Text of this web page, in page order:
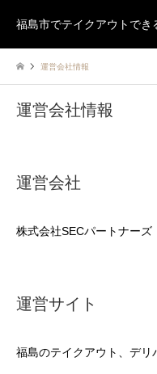
福島市でテイクアウトでき
運営会社情報
運営会社情報
運営会社
株式会社SECパートナーズ
運営サイト
福島のテイクアウト、デリ